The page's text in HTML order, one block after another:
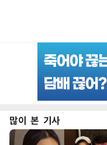
많이 본 기사